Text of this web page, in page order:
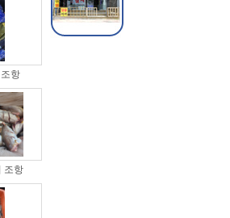
항
조항